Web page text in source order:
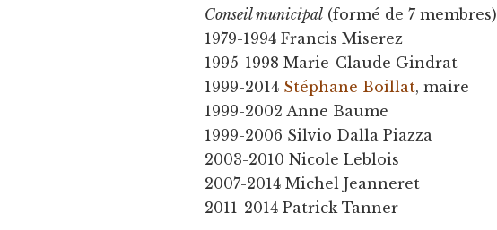
Conseil municipal (formé de 7 membres)
1979-1994 Francis Miserez
1995-1998 Marie-Claude Gindrat
1999-2014 Stéphane Boillat, maire
1999-2002 Anne Baume
1999-2006 Silvio Dalla Piazza
2003-2010 Nicole Leblois
2007-2014 Michel Jeanneret
2011-2014 Patrick Tanner